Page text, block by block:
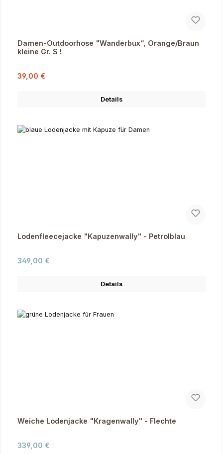
Damen-Outdoorhose "Wanderbux“, Orange/Braun
kleine Gr. S !
Verkaufspreis:
39,00 €
Details
Lodenfleecejacke "Kapuzenwally" - Petrolblau
Regulärer Preis:
349,00 €
Details
Weiche Lodenjacke "Kragenwally" - Flechte
Regulärer Preis:
339,00 €